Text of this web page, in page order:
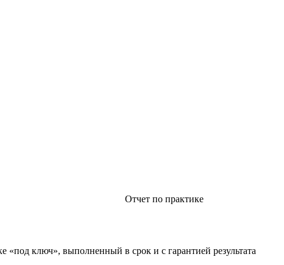
Отчет по практике
«под ключ», выполненный в срок и с гарантией результата